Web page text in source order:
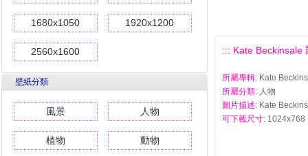
1680x1050 1920x1200
2560x1600
壁紙分類
風景 人物
植物 動物
::: Kate Beckinsale
所屬專輯: Kate
所屬分類: 人物
圖片描述: Kate
可下載尺寸: